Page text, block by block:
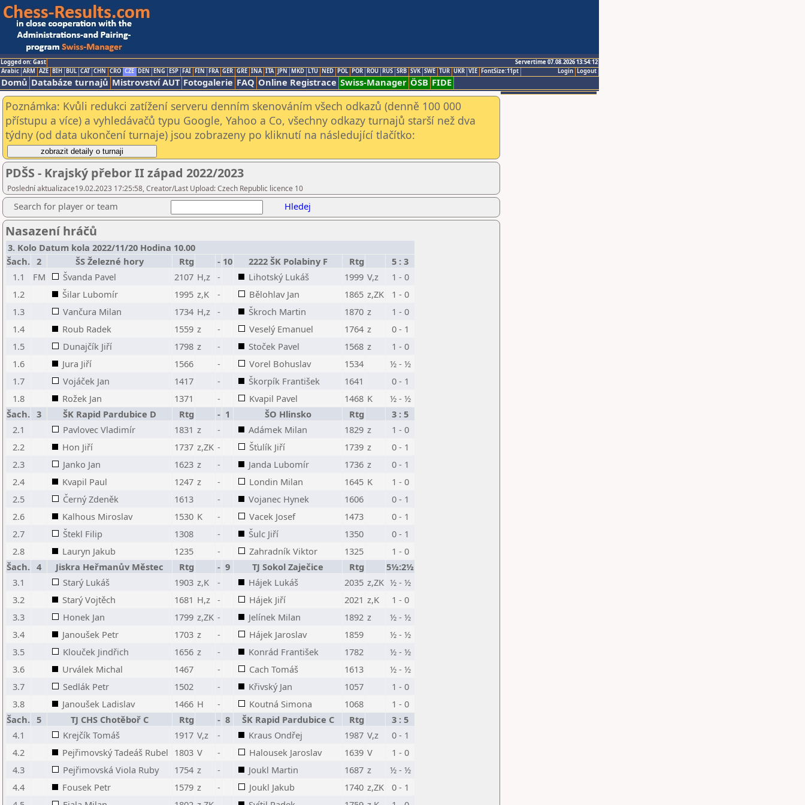
Logged on: Gast
Servertime 07.08.2026 13:54:12
Logout
Login
Arabic ARM AZE BIH BUL CAT CHN CRO CZE DEN ENG ESP FAI FIN FRA GER GRE INA ITA JPN MKD LTU NED POL POR ROU RUS SRB SVK SWE TUR UKR VIE FontSize:11pt
Domů Databáze turnajů Mistrovství AUT Fotogalerie FAQ Online Registrace Swiss-Manager ÖSB FIDE
Poznámka: Kvůli redukci zatížení serveru denním skenováním všech odkazů (denně 100 000
přístupu a více) a vyhledávačů typu Google, Yahoo a Co, všechny odkazy turnajů starší než dva
týdny (od data ukončení turnaje) jsou zobrazeny po kliknutí na následující tlačítko:
PDŠS - Krajský přebor II západ 2022/2023
Poslední aktualizace19.02.2023 17:25:58, Creator/Last Upload: Czech Republic licence 10
Search for player or team Hledej
Nasazení hráčů
3. Kolo Datum kola 2022/11/20 Hodina 10.00
Šach. 2 ŠS Železné hory Rtg - 10 2222 ŠK Polabiny F Rtg
5 : 3
1.1
FM Švanda Pavel 2107 H,z - Lihotský Lukáš 1999 V,z
1 - 0
1.2
Šilar Lubomír 1995 z,K - Bělohlav Jan 1865 z,ZK
1 - 0
1.3
Vančura Milan 1734 H,z - Škroch Martin 1870 z
1 - 0
1.4
Roub Radek 1559 z - Veselý Emanuel 1764 z
0 - 1
1.5
Dunajčík Jiří 1798 z - Stoček Pavel 1568 z
1 - 0
1.6
Jura Jiří 1566 - Vorel Bohuslav 1534
½ - ½
1.7
Vojáček Jan 1417 - Škorpík František 1641
0 - 1
1.8
Rožek Jan 1371 - Kvapil Pavel 1468 K
½ - ½
Šach. 3 ŠK Rapid Pardubice D Rtg - 1 ŠO Hlinsko Rtg
3 : 5
2.1
Pavlovec Vladimír 1831 z - Adámek Milan 1829 z
1 - 0
2.2
Hon Jiří 1737 z,ZK - Šťulík Jiří 1739 z
0 - 1
2.3
Janko Jan 1623 z - Janda Lubomír 1736 z
0 - 1
2.4
Kvapil Paul 1247 z - Londin Milan 1645 K
1 - 0
2.5
Černý Zdeněk 1613 - Vojanec Hynek 1606
0 - 1
2.6
Kalhous Miroslav 1530 K - Vacek Josef 1473
0 - 1
2.7
Štekl Filip 1308 - Šulc Jiří 1350
0 - 1
2.8
Lauryn Jakub 1235 - Zahradník Viktor 1325
1 - 0
Šach. 4 Jiskra Heřmanův Městec Rtg - 9 TJ Sokol Zaječice Rtg
5½:2½
3.1
Starý Lukáš 1903 z,K - Hájek Lukáš 2035 z,ZK ½ - ½
3.2
Starý Vojtěch 1681 H,z - Hájek Jiří 2021 z,K
1 - 0
3.3
Honek Jan 1799 z,ZK - Jelínek Milan 1892 z
½ - ½
3.4
Janoušek Petr 1703 z - Hájek Jaroslav 1859
½ - ½
3.5
Klouček Jindřich 1656 z - Konrád František 1782
½ - ½
3.6
Urválek Michal 1467 - Cach Tomáš 1613
½ - ½
3.7
Sedlák Petr 1502 - Křivský Jan 1057
1 - 0
3.8
Janoušek Ladislav 1466 H - Koutná Simona 1068
1 - 0
Šach. 5 TJ CHS Chotěboř C Rtg - 8 ŠK Rapid Pardubice C Rtg
3 : 5
4.1
Krejčík Tomáš 1917 V,z - Kraus Ondřej 1987 V,z
0 - 1
4.2
Pejřimovský Tadeáš Rubel 1803 V - Halousek Jaroslav 1639 V
1 - 0
4.3
Pejřimovská Viola Ruby 1754 z - Joukl Martin 1687 z
½ - ½
4.4
Fousek Petr 1579 z - Joukl Jakub 1740 z,ZK
0 - 1